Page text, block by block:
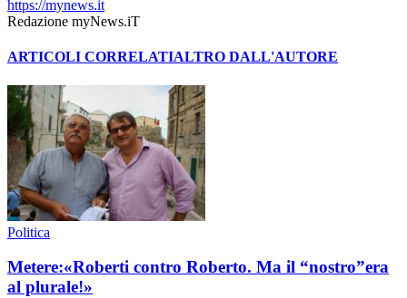
https://mynews.it
Redazione myNews.iT
ARTICOLI CORRELATIALTRO DALL'AUTORE
Politica
Metere:«Roberti contro Roberto. Ma il “nostro”era
al plurale!»